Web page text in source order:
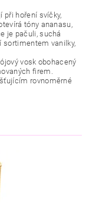
při hoření svíčky,
tóny ananasu,
je pačuli, suchá
sortimentem vanilky,
vosk obohacený
firem.
rovnoměrné